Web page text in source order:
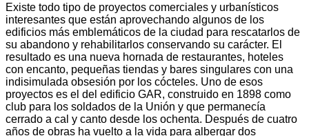
Existe todo tipo de proyectos comerciales y urbanísticos
interesantes que están aprovechando algunos de los
edificios más emblemáticos de la ciudad para rescatarlos de
su abandono y rehabilitarlos conservando su carácter. El
resultado es una nueva hornada de restaurantes, hoteles
con encanto, pequeñas tiendas y bares singulares con una
indisimulada obsesión por los cócteles. Uno de esos
proyectos es el del edificio GAR, construido en 1898 como
club para los soldados de la Unión y que permanecía
cerrado a cal y canto desde los ochenta. Después de cuatro
años de obras ha vuelto a la vida para albergar dos